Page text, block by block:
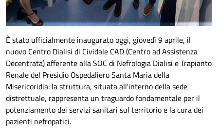
È stato ufficialmente inaugurato oggi, giovedì 9 aprile, il
nuovo Centro Dialisi di Cividale CAD (Centro ad Assistenza
Decentrata) afferente alla SOC di Nefrologia Dialisi e Trapianto
Renale del Presidio Ospedaliero Santa Maria della
Misericoridia: la struttura, situata all'interno della sede
distrettuale, rappresenta un traguardo fondamentale per il
potenziamento dei servizi sanitari sul territorio e la cura dei
pazienti nefropatici.